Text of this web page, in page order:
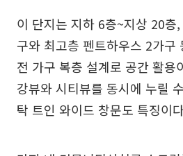
이 단지는 지하 6층~지상 20
구와 최고층 펜트하우스 2가구
전 가구 복층 설계로 공간 활용
강뷰와 시티뷰를 동시에 누릴
탁 트인 와이드 창문도 특징이